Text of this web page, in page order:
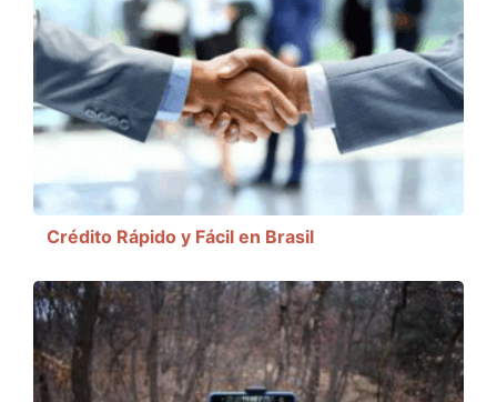
Crédito Rápido y Fácil en Brasil